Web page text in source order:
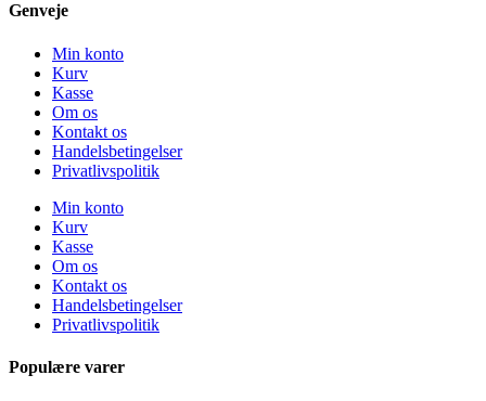
Genveje
Min konto
Kurv
Kasse
Om os
Kontakt os
Handelsbetingelser
Privatlivspolitik
Min konto
Kurv
Kasse
Om os
Kontakt os
Handelsbetingelser
Privatlivspolitik
Populære varer